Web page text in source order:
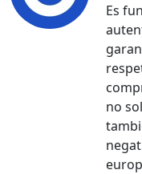
Es
no